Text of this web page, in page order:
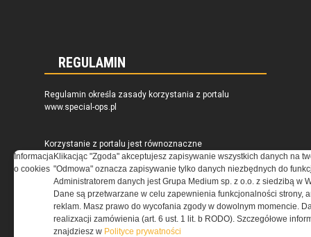
REGULAMIN
Regulamin określa zasady korzystania z portalu
www.special-ops.pl
Korzystanie z portalu jest równoznaczne
z zaakceptowaniem warunków ustanowionych
przez Grupa MEDIUM Spółka z ograniczoną
odpowiedzialnością Spółka komandytowa, nr KRS:
0000537655, NIP 1132860378, REGON 146393437
(zwana dalej Grupa MEDIUM) w postaci Regulaminu.
Informacja
o cookies
Klikacjąc "Zgoda" akceptujesz zapisywanie wszystkich danych na
"Odmowa" oznacza zapisywanie tylko danych niezbędnych do
Administratorem danych jest Grupa Medium sp. z o.o. z siedzibą w
Dane są przetwarzane w celu zapewnienia funkcjonalności strony,
reklam. Masz prawo do wycofania zgody w dowolnym momencie.
realizxacji zamówienia (art. 6 ust. 1 lit. b RODO). Szczegółowe
znajdziesz w Polityce prywatności